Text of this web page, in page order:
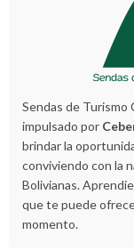
Sendas de
impulsado por
brindar la
conviviendo con la
Bolivianas.
que te puede
momento.